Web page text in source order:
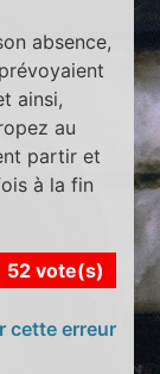
absence,
ainsi,
au
partir et
à la fin
52 vote(s)
cette erreur